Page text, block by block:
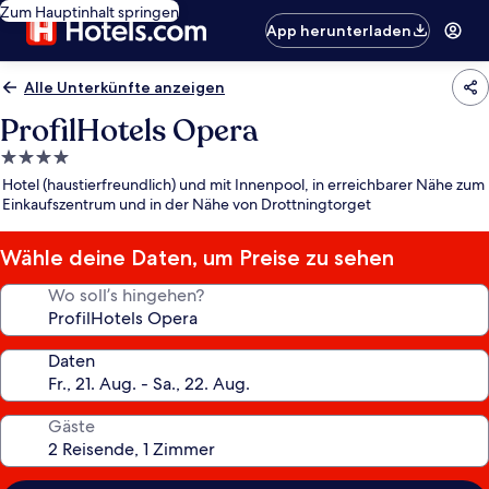
Zum Hauptinhalt springen
App herunterladen
Alle Unterkünfte anzeigen
ProfilHotels Opera
4.0-
Sterne-
Unterkunft
Hotel (haustierfreundlich) und mit Innenpool, in erreichbarer Nähe zum
Einkaufszentrum und in der Nähe von Drottningtorget
Wähle deine Daten, um Preise zu sehen
Wo soll’s hingehen?
Daten
Gäste